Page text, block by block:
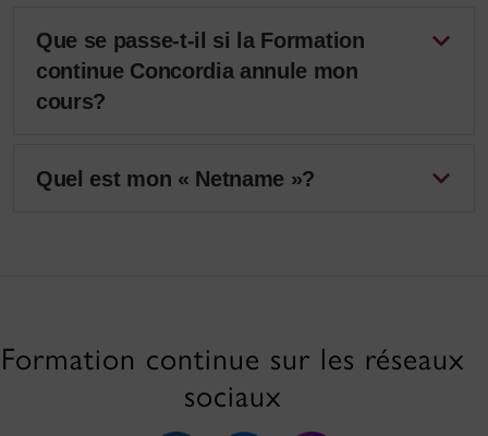
Que se passe-t-il si la Formation
continue Concordia annule mon
cours?
Quel est mon « Netname »?
Formation continue sur les réseaux
sociaux